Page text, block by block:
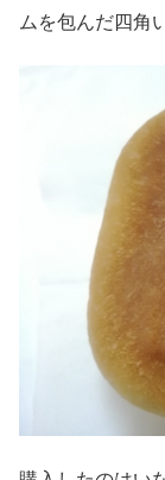
ムを包んだ四角